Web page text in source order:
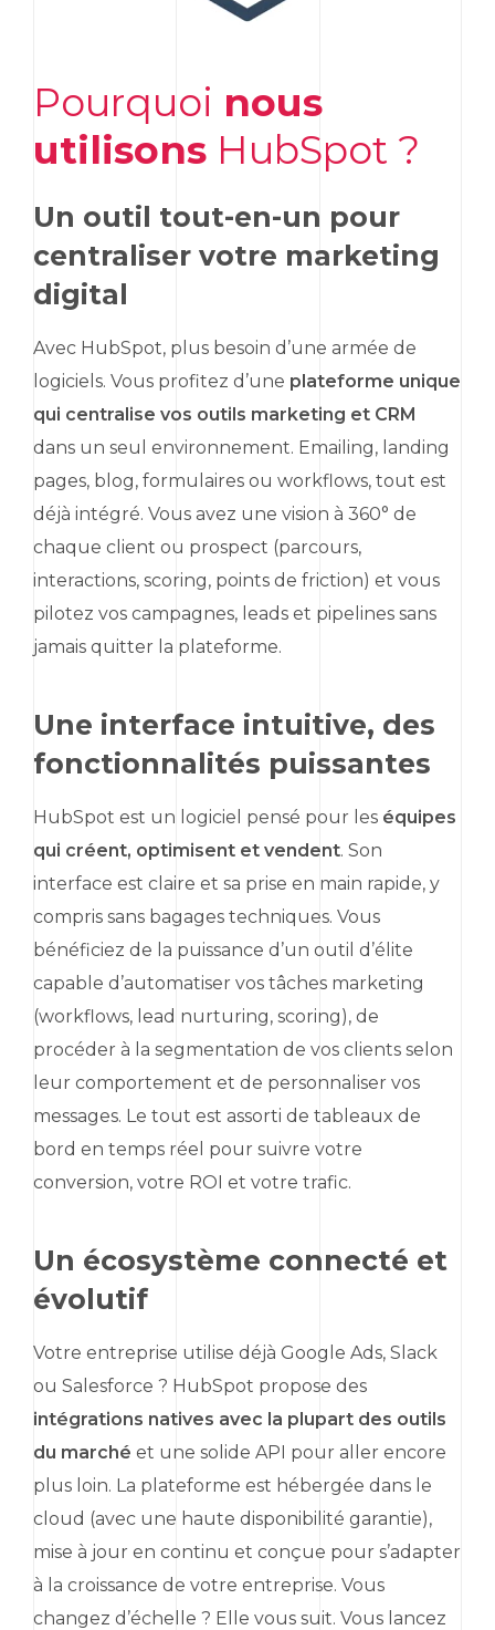
Pourquoi nous
utilisons HubSpot ?
Un outil tout-en-un pour
centraliser votre marketing
digital
Avec HubSpot, plus besoin d’une armée de
logiciels. Vous profitez d’une plateforme unique
qui centralise vos outils marketing et CRM
dans un seul environnement. Emailing, landing
pages, blog, formulaires ou workflows, tout est
déjà intégré. Vous avez une vision à 360° de
chaque client ou prospect (parcours,
interactions, scoring, points de friction) et vous
pilotez vos campagnes, leads et pipelines sans
jamais quitter la plateforme.
Une interface intuitive, des
fonctionnalités puissantes
HubSpot est un logiciel pensé pour les équipes
qui créent, optimisent et vendent. Son
interface est claire et sa prise en main rapide, y
compris sans bagages techniques. Vous
bénéficiez de la puissance d’un outil d’élite
capable d’automatiser vos tâches marketing
(workflows, lead nurturing, scoring), de
procéder à la segmentation de vos clients selon
leur comportement et de personnaliser vos
messages. Le tout est assorti de tableaux de
bord en temps réel pour suivre votre
conversion, votre ROI et votre trafic.
Un écosystème connecté et
évolutif
Votre entreprise utilise déjà Google Ads, Slack
ou Salesforce ? HubSpot propose des
intégrations natives avec la plupart des outils
du marché et une solide API pour aller encore
plus loin. La plateforme est hébergée dans le
cloud (avec une haute disponibilité garantie),
mise à jour en continu et conçue pour s’adapter
à la croissance de votre entreprise. Vous
changez d’échelle ? Elle vous suit. Vous lancez